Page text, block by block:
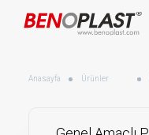
Anasayfa Ürünler